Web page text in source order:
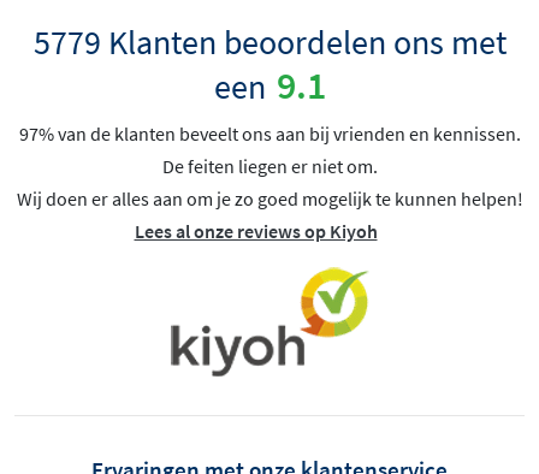
5779 Klanten beoordelen ons met
een 9.1
97% van de klanten beveelt ons aan bij vrienden en kennissen.
De feiten liegen er niet om.
Wij doen er alles aan om je zo goed mogelijk te kunnen helpen!
Lees al onze reviews op Kiyoh